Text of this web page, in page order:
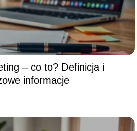
– co to? Definicja i
informacje